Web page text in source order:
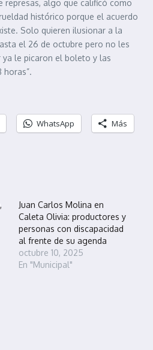
represas, algo que calificó como
histórico porque el acuerdo
Solo quieren ilusionar a la
el 26 de octubre pero no les
le picaron el boleto y las
horas”.
WhatsApp Más
Juan Carlos Molina en
Caleta Olivia: productores y
personas con discapacidad
al frente de su agenda
octubre 10, 2025
En "Municipal"